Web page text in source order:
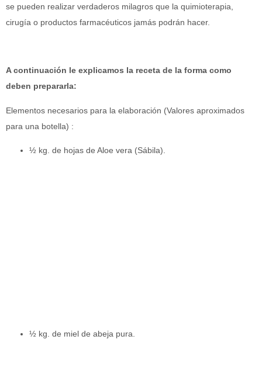
se pueden realizar verdaderos milagros que la quimioterapia,
cirugía o productos farmacéuticos jamás podrán hacer.
A continuación le explicamos la receta de la forma como
deben prepararla:
Elementos necesarios para la elaboración (Valores aproximados
para una botella) :
½ kg. de hojas de Aloe vera (Sábila).
½ kg. de miel de abeja pura.